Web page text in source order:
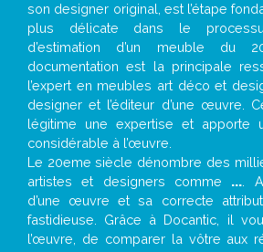
son designer original, est l’étape
plus délicate dans le
d’estimation d’un meuble du
documentation est la principale
l’expert en meubles art déco et
designer et l’éditeur d’une œuvre.
légitime une expertise et apporte
considérable à l’œuvre.
Le 20eme siècle dénombre des
artistes et designers comme ... .
d’une œuvre et sa correcte
fastidieuse. Grâce à Docantic, il
l’œuvre, de comparer la vôtre aux